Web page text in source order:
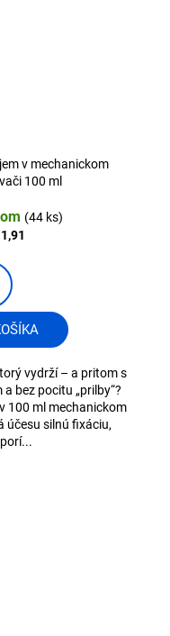
v mechanickom
100 ml
(44 ks)
vydrží – a pritom s
bez pocitu „prilby“?
100 ml mechanickom
účesu silnú fixáciu,